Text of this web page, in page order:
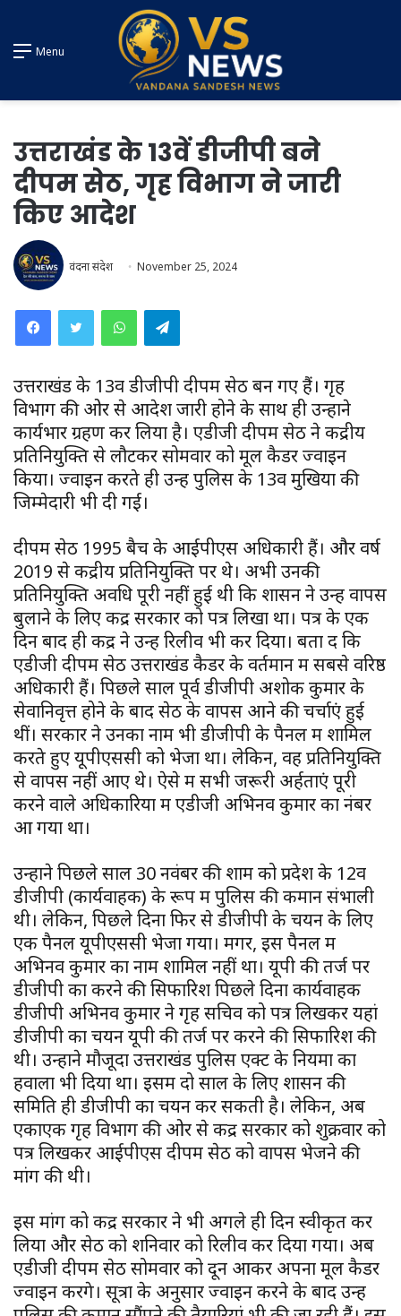
Menu
उत्तराखंड के 13वें डीजीपी बने
दीपम सेठ, गृह विभाग ने जारी
किए आदेश
वंदना संदेश November 25, 2024
WhatsAppTelegram
उत्तराखंड के 13वें डीजीपी दीपम सेठ बन गए हैं। गृह
विभाग की ओर से आदेश जारी होने के साथ ही उन्होंने
कार्यभार ग्रहण कर लिया है। एडीजी दीपम सेठ ने केंद्रीय
प्रतिनियुक्ति से लौटकर सोमवार को मूल कैडर ज्वाइन
किया। ज्वाइन करते ही उन्हें पुलिस के 13वें मुखिया की
जिम्मेदारी भी दी गई।
दीपम सेठ 1995 बैच के आईपीएस अधिकारी हैं। और वर्ष
2019 से केंद्रीय प्रतिनियुक्ति पर थे। अभी उनकी
प्रतिनियुक्ति अवधि पूरी नहीं हुई थी कि शासन ने उन्हें वापस
बुलाने के लिए केंद्र सरकार को पत्र लिखा था। पत्र के एक
दिन बाद ही केंद्र ने उन्हें रिलीव भी कर दिया। बता दें कि
एडीजी दीपम सेठ उत्तराखंड कैडर के वर्तमान में सबसे वरिष्ठ
अधिकारी हैं। पिछले साल पूर्व डीजीपी अशोक कुमार के
सेवानिवृत्त होने के बाद सेठ के वापस आने की चर्चाएं हुई
थीं। सरकार ने उनका नाम भी डीजीपी के पैनल में शामिल
करते हुए यूपीएससी को भेजा था। लेकिन, वह प्रतिनियुक्ति
से वापस नहीं आए थे। ऐसे में सभी जरूरी अर्हताएं पूरी
करने वाले अधिकारियों में एडीजी अभिनव कुमार का नंबर
आ गया था।
उन्होंने पिछले साल 30 नवंबर की शाम को प्रदेश के 12वें
डीजीपी (कार्यवाहक) के रूप में पुलिस की कमान संभाली
थी। लेकिन, पिछले दिनों फिर से डीजीपी के चयन के लिए
एक पैनल यूपीएससी भेजा गया। मगर, इस पैनल में
अभिनव कुमार का नाम शामिल नहीं था। यूपी की तर्ज पर
डीजीपी का करने की सिफारिश पिछले दिनों कार्यवाहक
डीजीपी अभिनव कुमार ने गृह सचिव को पत्र लिखकर यहां
डीजीपी का चयन यूपी की तर्ज पर करने की सिफारिश की
थी। उन्होंने मौजूदा उत्तराखंड पुलिस एक्ट के नियमों का
हवाला भी दिया था। इसमें दो साल के लिए शासन की
समिति ही डीजीपी का चयन कर सकती है। लेकिन, अब
एकाएक गृह विभाग की ओर से केंद्र सरकार को शुक्रवार को
पत्र लिखकर आईपीएस दीपम सेठ को वापस भेजने की
मांग की थी।
इस मांग को केंद्र सरकार ने भी अगले ही दिन स्वीकृत कर
लिया और सेठ को शनिवार को रिलीव कर दिया गया। अब
एडीजी दीपम सेठ सोमवार को दून आकर अपना मूल कैडर
ज्वाइन करेंगे। सूत्रों के अनुसार ज्वाइन करने के बाद उन्हें